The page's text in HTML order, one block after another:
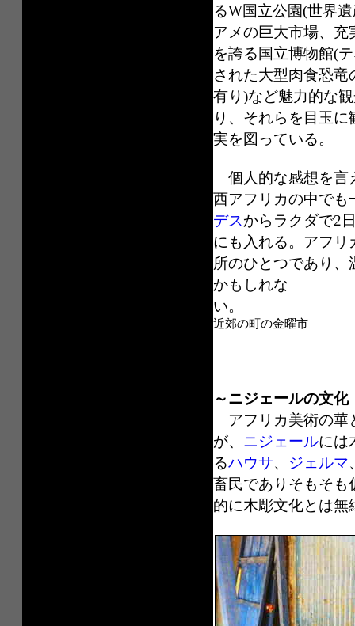
るW国立公園(世界
アメの巨大市場、充
を誇る国立博物館(
された大型肉食恐竜
有り)など魅力的な
り、それらを目玉に
実を図っている。
個人的な感想を言
西アフリカの中でも
デスからラクダで2
にも入れる。アフ
所のひとつであり
かもしれな
い。
近郊の町の金曜市
～ニジェールの文化
アフリカ美術の華
が、 ニジェールには
るハウサ、 ジェルマ
畜民でありそもそも
的に木彫文化とは無